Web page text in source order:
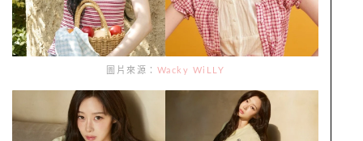
圖片來源： Wacky WiLLY